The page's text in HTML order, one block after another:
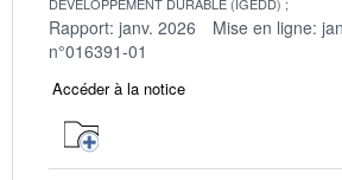
Rapport: janv. 2026 Mise en ligne:
n°016391-01
Accéder à la notice